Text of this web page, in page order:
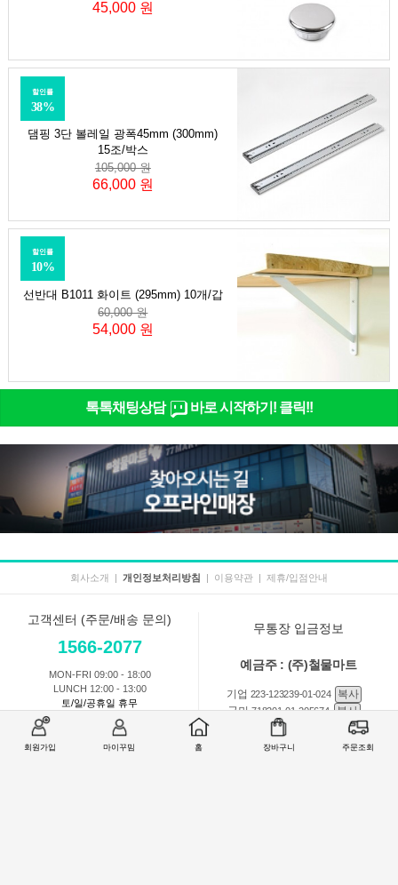
회원가입 마이꾸밈 홈 장바구니 주문조회
45,000 원
댐핑 3단 볼레일 광폭45mm (300mm)
15조/박스
할인률
38%
105,000 원
66,000 원
선반대 B1011 화이트 (295mm) 10개/갑
할인률
10%
60,000 원
54,000 원
톡톡채팅상담 바로 시작하기! 클릭!!
회사소개 | 개인정보처리방침 | 이용약관 | 제휴/입점안내
고객센터 (주문/배송 문의)
1566-2077
MON-FRI 09:00 - 18:00
LUNCH 12:00 - 13:00
토/일/공휴일 휴무
무통장 입금정보
예금주 : (주)철물마트
기업 223-123239-01-024
복사
국민718201-01-205674
복사
301-0168-3882-11 복사